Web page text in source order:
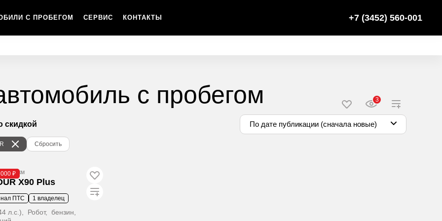
С ПРОБЕГОМ СЕРВИС КОНТАКТЫ +7 (3452) 560-001
с пробегом 3
Сбросить
скидкой По дате публикации (сначала новые)
₽
2 050 км
X90 Plus
ПТС 1 владелец
л.с.), Робот, бензин,